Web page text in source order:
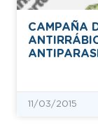
CAMPAÑA
11/03/2015